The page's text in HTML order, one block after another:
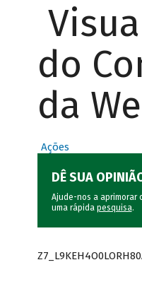
do
da
Ações
DÊ SUA
Ajude-nos a aprimorar
uma rápida pesquisa.